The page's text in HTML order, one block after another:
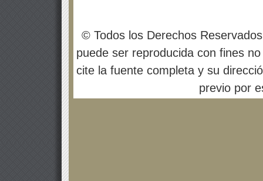
© Todos los Derechos
puede ser reproducida con fines
cite la fuente completa y su
previo por